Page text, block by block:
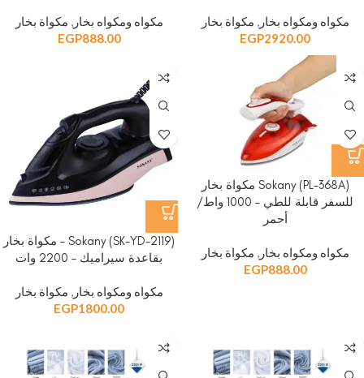
مكواه ومكواه بخار, مكواة بخار
EGP2920.00
مكواه ومكواه بخار, مكواة بخار
EGP888.00
Sokany (PL-368A) مكواة بخار
للسفر قابلة للطي – 1000 واط/
أحمر
مكواه ومكواه بخار, مكواة بخار
EGP888.00
Sokany (SK-YD-2119) – مكواة بخار
بقاعدة سيراميك – 2200 وات
مكواه ومكواه بخار, مكواة بخار
EGP1800.00